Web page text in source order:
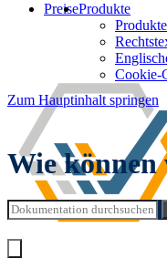
PreiseProdukte
Produkte
Cookie-
Zum Hauptinhalt springen
Wie